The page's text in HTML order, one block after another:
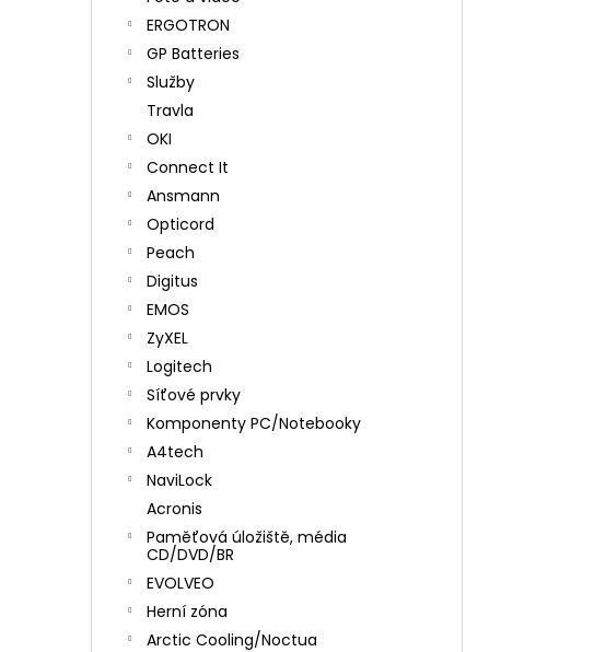
ERGOTRON
GP Batteries
Služby
Travla
OKI
Connect It
Ansmann
Opticord
Peach
Digitus
EMOS
ZyXEL
Logitech
Síťové prvky
Komponenty PC/Notebooky
A4tech
NaviLock
Acronis
Paměťová úložiště, média
CD/DVD/BR
EVOLVEO
Herní zóna
Arctic Cooling/Noctua